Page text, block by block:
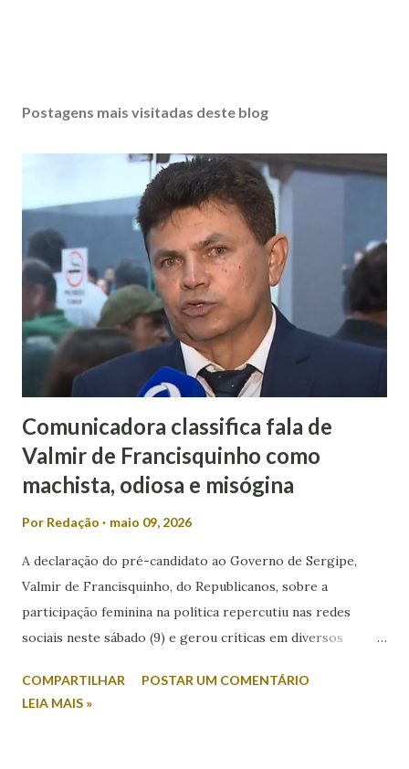
Postagens mais visitadas deste blog
Comunicadora classifica fala de
Valmir de Francisquinho como
machista, odiosa e misógina
Por Redação maio 09, 2026
A declaração do pré-candidato ao Governo de Sergipe,
Valmir de Francisquinho, do Republicanos, sobre a
participação feminina na política repercutiu nas redes
sociais neste sábado (9) e gerou críticas em diversos
Itabaiana FM, Valmir foi questionado sobre a possibilidade
COMPARTILHAR
POSTAR UM COMENTÁRIO
LEIA MAIS »